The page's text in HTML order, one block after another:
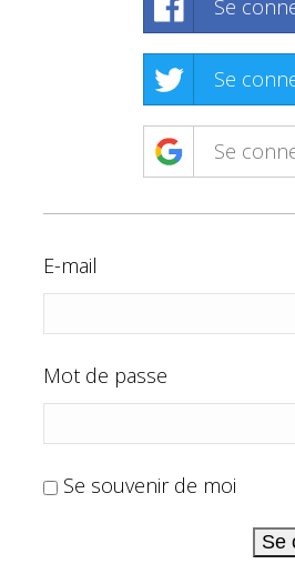
Se
Se
Se
E-mail
Mot de passe
Se souvenir de moi
Se